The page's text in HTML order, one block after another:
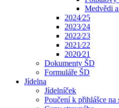
Medvědi
2024⁄25
2023⁄24
2022⁄23
2021⁄22
2020⁄21
Dokumenty ŠD
Formuláře ŠD
Jídelna
Jídelníček
Poučení k přihlášce na